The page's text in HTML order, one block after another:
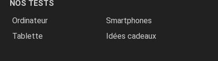
NOS TESTS
Ordinateur
Smartphones
Tablette
Idées cadeaux